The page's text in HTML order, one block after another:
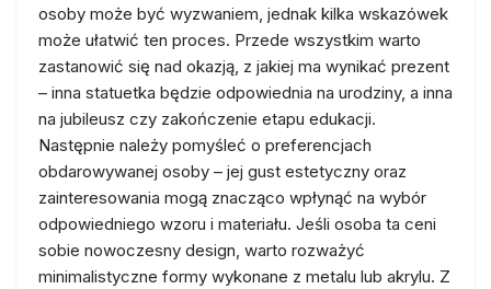
osoby może być wyzwaniem, jednak kilka wskazówek
może ułatwić ten proces. Przede wszystkim warto
zastanowić się nad okazją, z jakiej ma wynikać prezent
– inna statuetka będzie odpowiednia na urodziny, a inna
na jubileusz czy zakończenie etapu edukacji.
Następnie należy pomyśleć o preferencjach
obdarowywanej osoby – jej gust estetyczny oraz
zainteresowania mogą znacząco wpłynąć na wybór
odpowiedniego wzoru i materiału. Jeśli osoba ta ceni
sobie nowoczesny design, warto rozważyć
minimalistyczne formy wykonane z metalu lub akrylu. Z